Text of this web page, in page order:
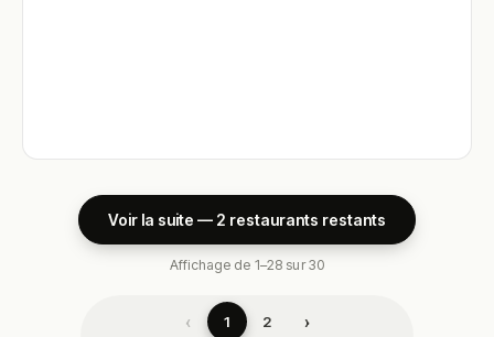
Voir la suite — 2 restaurants restants
Affichage de 1–28 sur 30
‹ 1 2 ›